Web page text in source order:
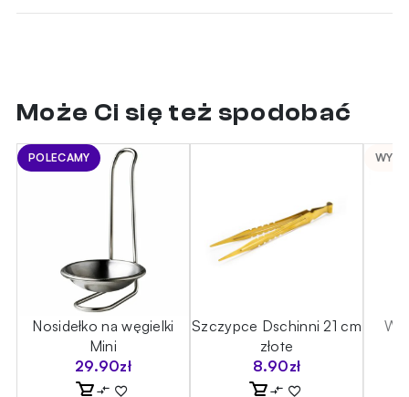
Może Ci się też spodobać
POLECAMY
Nosidełko na węgielki
Mini
29.90zł
Szczypce Dschinni 21 cm
złote
8.90zł